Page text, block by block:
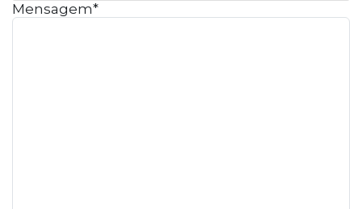
Mensagem*